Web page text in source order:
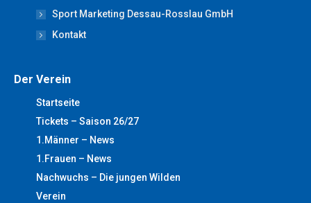
Sport Marketing Dessau-Rosslau GmbH
Kontakt
Der Verein
Startseite
Tickets – Saison 26/27
1.Männer – News
1.Frauen – News
Nachwuchs – Die jungen Wilden
Verein